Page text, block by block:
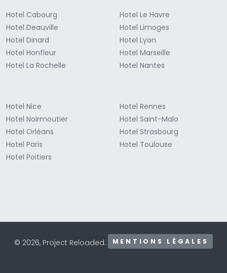
Hotel Cabourg
Hotel Deauville
Hotel Dinard
Hotel Honfleur
Hotel La Rochelle
Hotel Le Havre
Hotel Limoges
Hotel Lyon
Hotel Marseille
Hotel Nantes
Hotel Nice
Hotel Noirmoutier
Hotel Orléans
Hotel Paris
Hotel Poitiers
Hotel Rennes
Hotel Saint-Malo
Hotel Strasbourg
Hotel Toulouse
© 2026, Project Reloaded. MENTIONS LÉGALES